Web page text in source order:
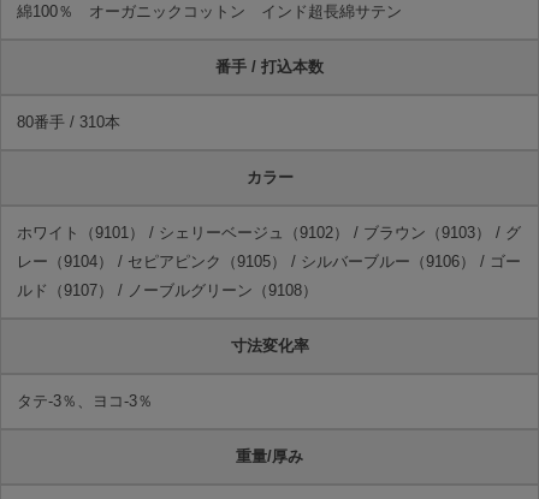
綿100％ オーガニックコットン インド超長綿サテン
番手 / 打込本数
80番手 / 310本
カラー
ホワイト（9101） / シェリーベージュ（9102） / ブラウン（9103） / グ
レー（9104） / セピアピンク（9105） / シルバーブルー（9106） / ゴー
ルド（9107） / ノーブルグリーン（9108）
寸法変化率
タテ-3％、ヨコ-3％
重量/厚み